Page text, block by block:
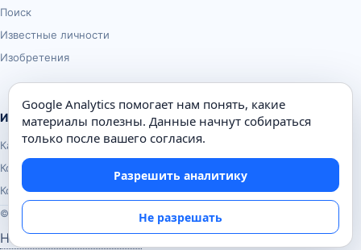
Поиск
Известные личности
Изобретения
Информация
Карта сайта
Контакты
Конфиденциальность
© Почемуха.ру, 2010–2026
Настройки аналитики
Google Analytics помогает нам понять, какие
материалы полезны. Данные начнут собираться
только после вашего согласия.
Разрешить аналитику
Не разрешать